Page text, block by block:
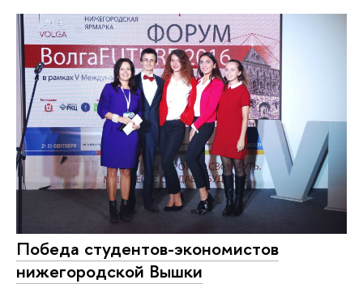
Победа студентов-экономистов
нижегородской Вышки